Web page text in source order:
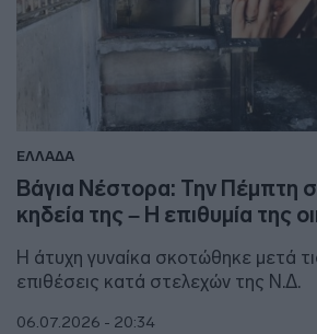
ΕΛΛΑΔΑ
Βάγια Νέστορα: Την Πέμπτη
κηδεία της – Η επιθυμία της
Η άτυχη γυναίκα σκοτώθηκε μετά
επιθέσεις κατά στελεχών της Ν.Δ.
06.07.2026 - 20:34